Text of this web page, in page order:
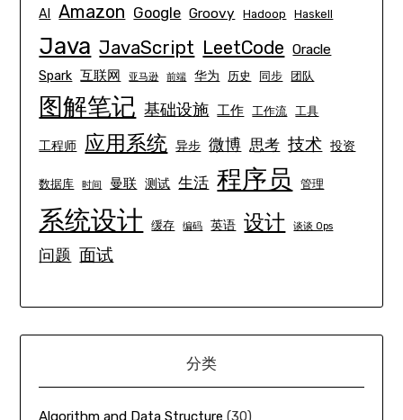
AI Amazon Google Groovy Hadoop Haskell
Java JavaScript LeetCode Oracle
Spark 互联网 亚马逊 前端 华为 历史 同步 团队
图解笔记 基础设施 工作 工作流 工具
工程师 应用系统 异步 微博 思考 技术 投资
数据库 时间 曼联 测试 生活 程序员 管理
系统设计 缓存 编码 英语 设计 谈谈 Ops
问题 面试
分类
Algorithm and Data Structure (30)